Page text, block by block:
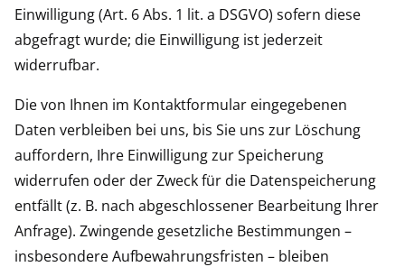
Einwilligung (Art. 6 Abs. 1 lit. a DSGVO) sofern diese
abgefragt wurde; die Einwilligung ist jederzeit
widerrufbar.
Die von Ihnen im Kontaktformular eingegebenen
Daten verbleiben bei uns, bis Sie uns zur Löschung
auffordern, Ihre Einwilligung zur Speicherung
widerrufen oder der Zweck für die Datenspeicherung
entfällt (z. B. nach abgeschlossener Bearbeitung Ihrer
Anfrage). Zwingende gesetzliche Bestimmungen –
insbesondere Aufbewahrungsfristen – bleiben